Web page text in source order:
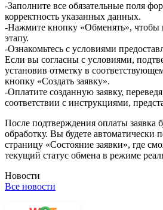
-Заполните все обязательные поля
корректность указанных данных.
-Нажмите кнопку «Обменять», чтобы
этапу.
-Ознакомьтесь с условиями
Если вы согласны с условиями,
установив отметку в
кнопку «Создать заявку».
-Оплатите созданную заявку,
соответствии с инструкциями,
После подтверждения оплаты заявка
обработку. Вы будете автоматически
страницу «Состояние заявки», где
текущий статус обмена в режиме
Новости
Все новости